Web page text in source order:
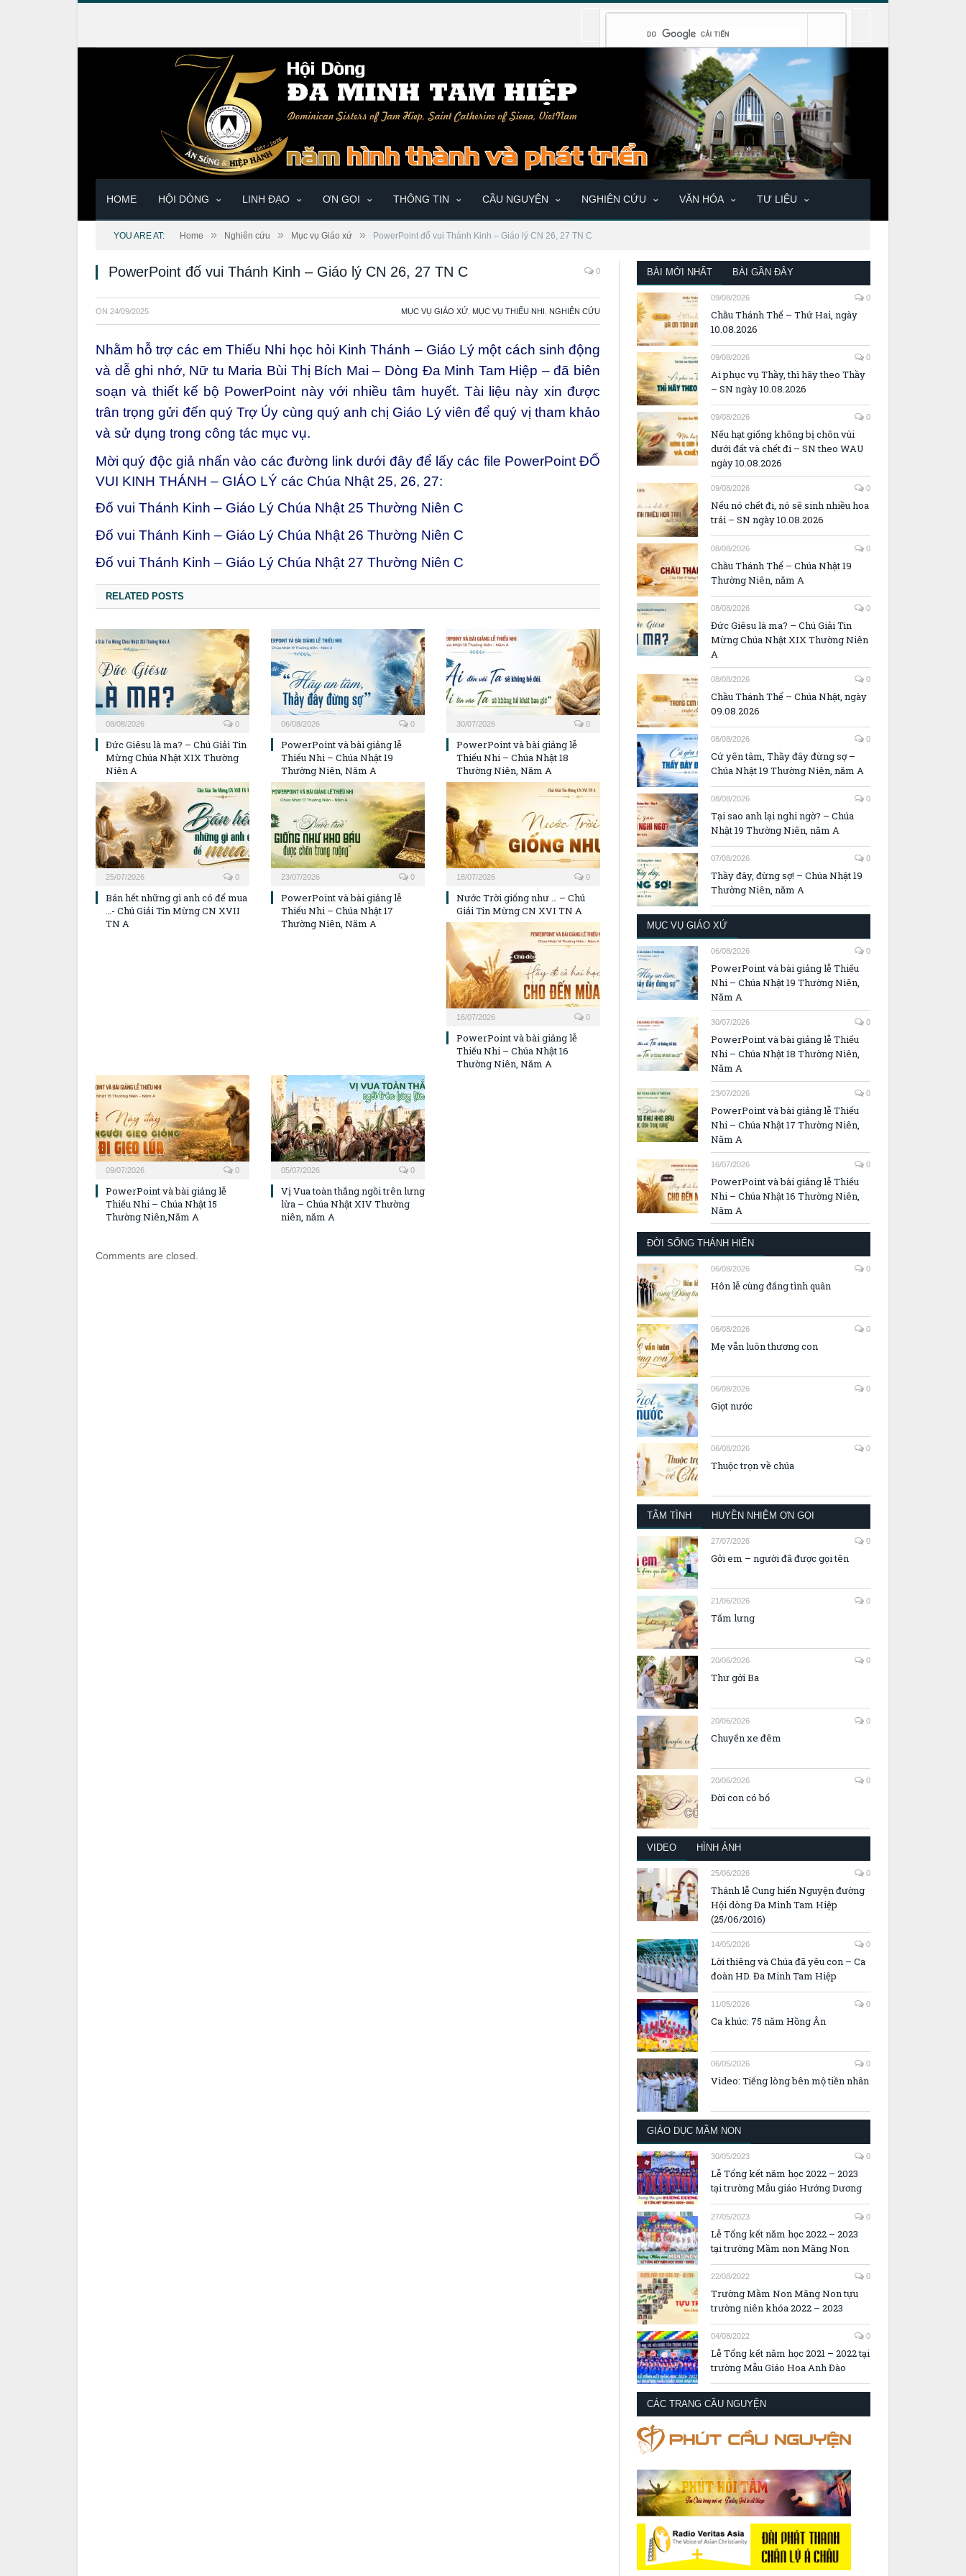
HOME HỘI DÒNG LINH ĐẠO ƠN GỌI THÔNG TIN CẦU NGUYỆN NGHIÊN CỨU VĂN HÓA TƯ LIỆU
YOU ARE AT: Home » Nghiên cứu » Mục vụ Giáo xứ » PowerPoint đố vui Thánh Kinh – Giáo lý CN 26, 27 TN C
PowerPoint đố vui Thánh Kinh – Giáo lý CN 26, 27 TN C 0
ON 24/09/2025 MỤC VỤ GIÁO XỨ MỤC VỤ THIẾU NHI NGHIÊN CỨU
Nhằm hỗ trợ các em Thiếu Nhi học hỏi Kinh Thánh – Giáo Lý một cách sinh động
và dễ ghi nhớ, Nữ tu Maria Bùi Thị Bích Mai – Dòng Đa Minh Tam Hiệp – đã biên
soạn và thiết kế bộ PowerPoint này với nhiều tâm huyết. Tài liệu này xin được
trân trọng gửi đến quý Trợ Úy cùng quý anh chị Giáo Lý viên để quý vị tham khảo
và sử dụng trong công tác mục vụ.
Mời quý độc giả nhấn vào các đường link dưới đây để lấy các file PowerPoint ĐỐ
VUI KINH THÁNH – GIÁO LÝ các Chúa Nhật 25, 26, 27:
Đố vui Thánh Kinh – Giáo Lý Chúa Nhật 25 Thường Niên C
Đố vui Thánh Kinh – Giáo Lý Chúa Nhật 26 Thường Niên C
Đố vui Thánh Kinh – Giáo Lý Chúa Nhật 27 Thường Niên C
RELATED POSTS
08/08/2026 0
Đức Giêsu là ma? – Chú Giải Tin
Mừng Chúa Nhật XIX Thường
Niên A
06/08/2026 0
PowerPoint và bài giảng lễ
Thiếu Nhi – Chúa Nhật 19
Thường Niên, Năm A
30/07/2026 0
PowerPoint và bài giảng lễ
Thiếu Nhi – Chúa Nhật 18
Thường Niên, Năm A
25/07/2026 0
Bán hết những gì anh có để mua
…- Chú Giải Tin Mừng CN XVII
TN A
23/07/2026 0
PowerPoint và bài giảng lễ
Thiếu Nhi – Chúa Nhật 17
Thường Niên, Năm A
18/07/2026 0
Nước Trời giống như … – Chú
Giải Tin Mừng CN XVI TN A
16/07/2026 0
PowerPoint và bài giảng lễ
Thiếu Nhi – Chúa Nhật 16
Thường Niên, Năm A
09/07/2026 0
PowerPoint và bài giảng lễ
Thiếu Nhi – Chúa Nhật 15
Thường Niên,Năm A
05/07/2026 0
Vị Vua toàn thắng ngồi trên lưng
lừa – Chúa Nhật XIV Thường
niên, năm A
Comments are closed.
BÀI MỚI NHẤT BÀI GẦN ĐÂY
09/08/2026 0
Chầu Thánh Thể – Thứ Hai, ngày
10.08.2026
09/08/2026 0
Ai phục vụ Thầy, thì hãy theo Thầy
– SN ngày 10.08.2026
09/08/2026 0
Nếu hạt giống không bị chôn vùi
dưới đất và chết đi – SN theo WAU
ngày 10.08.2026
09/08/2026 0
Nếu nó chết đi, nó sẽ sinh nhiều hoa
trái – SN ngày 10.08.2026
08/08/2026 0
Chầu Thánh Thể – Chúa Nhật 19
Thường Niên, năm A
08/08/2026 0
Đức Giêsu là ma? – Chú Giải Tin
Mừng Chúa Nhật XIX Thường Niên
A
08/08/2026 0
Chầu Thánh Thể – Chúa Nhật, ngày
09.08.2026
08/08/2026 0
Cứ yên tâm, Thầy đây đừng sợ –
Chúa Nhật 19 Thường Niên, năm A
08/08/2026 0
Tại sao anh lại nghi ngờ? – Chúa
Nhật 19 Thường Niên, năm A
07/08/2026 0
Thầy đây, đừng sợ! – Chúa Nhật 19
Thường Niên, năm A
MỤC VỤ GIÁO XỨ
06/08/2026 0
PowerPoint và bài giảng lễ Thiếu
Nhi – Chúa Nhật 19 Thường Niên,
Năm A
30/07/2026 0
PowerPoint và bài giảng lễ Thiếu
Nhi – Chúa Nhật 18 Thường Niên,
Năm A
23/07/2026 0
PowerPoint và bài giảng lễ Thiếu
Nhi – Chúa Nhật 17 Thường Niên,
Năm A
16/07/2026 0
PowerPoint và bài giảng lễ Thiếu
Nhi – Chúa Nhật 16 Thường Niên,
Năm A
ĐỜI SỐNG THÁNH HIẾN
06/08/2026 0
Hôn lễ cùng đấng tình quân
06/08/2026 0
Mẹ vẫn luôn thương con
06/08/2026 0
Giọt nước
06/08/2026 0
Thuộc trọn về chúa
TÂM TÌNH HUYỀN NHIỆM ƠN GỌI
27/07/2026 0
Gởi em – người đã được gọi tên
21/06/2026 0
Tấm lưng
20/06/2026 0
Thư gởi Ba
20/06/2026 0
Chuyến xe đêm
20/06/2026 0
Đời con có bố
VIDEO HÌNH ẢNH
25/06/2026 0
Thánh lễ Cung hiến Nguyện đường
Hội dòng Đa Minh Tam Hiệp
(25/06/2016)
14/05/2026 0
Lời thiêng và Chúa đã yêu con – Ca
đoàn HD. Đa Minh Tam Hiệp
11/05/2026 0
Ca khúc: 75 năm Hồng Ân
06/05/2026 0
Video: Tiếng lòng bên mộ tiền nhân
GIÁO DỤC MẦM NON
30/05/2023 0
Lễ Tổng kết năm học 2022 – 2023
tại trường Mẫu giáo Hướng Dương
27/05/2023 0
Lễ Tổng kết năm học 2022 – 2023
tại trường Mầm non Măng Non
22/08/2022 0
Trường Mầm Non Măng Non tựu
trường niên khóa 2022 – 2023
04/08/2022 0
Lễ Tổng kết năm học 2021 – 2022 tại
trường Mẫu Giáo Hoa Anh Đào
CÁC TRANG CẦU NGUYỆN